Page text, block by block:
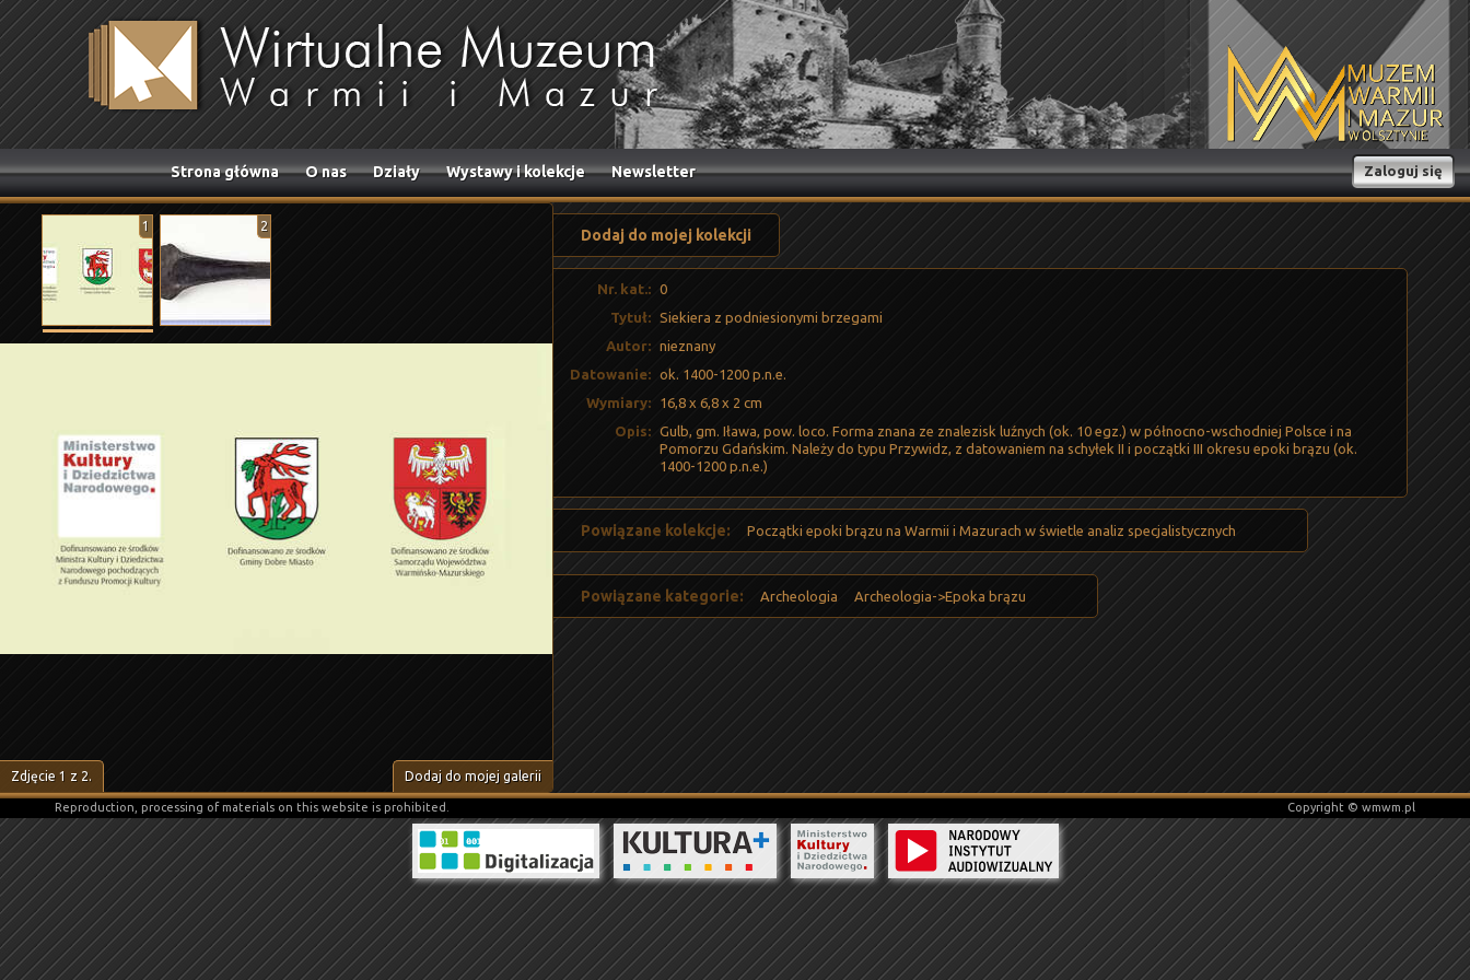
Strona główna O nas Działy Wystawy i kolekcje Newsletter Zaloguj się
1 2
Dodaj do mojej galerii
Zdjęcie 1 z 2.
Dodaj do mojej kolekcji
Nr. kat.: 0
Tytuł: Siekiera z podniesionymi brzegami
Autor: nieznany
Datowanie: ok. 1400-1200 p.n.e.
Wymiary:
16,8 x 6,8 x 2 cm
Opis: Gulb, gm. Iława, pow. loco. Forma znana ze znalezisk luźnych (ok. 10 egz.) w północno-wschodniej Polsce i na
Pomorzu Gdańskim. Należy do typu Przywidz, z datowaniem na schyłek II i początki III okresu epoki brązu (ok.
1400-1200 p.n.e.)
Powiązane kolekcje: Początki epoki brązu na Warmii i Mazurach w świetle analiz specjalistycznych
Powiązane kategorie: Archeologia Archeologia->Epoka brązu
Reproduction, processing of materials on this website is prohibited. Copyright © wmwm.pl